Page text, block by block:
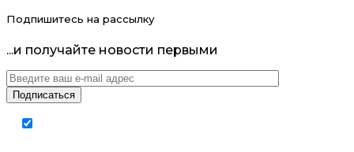
Подпишитесь на рассылку
...и получайте новости первыми